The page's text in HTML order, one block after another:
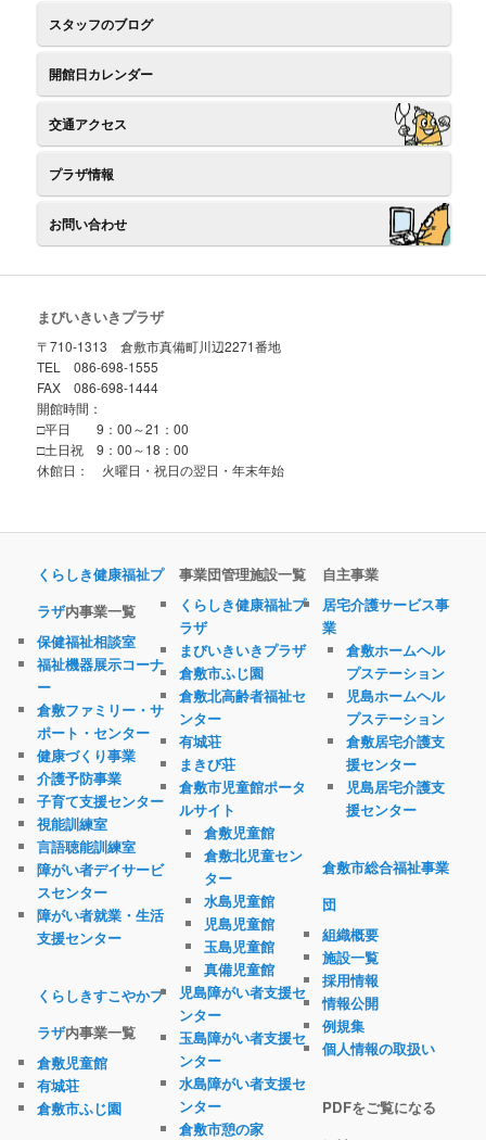
スタッフのブログ
開館日カレンダー
交通アクセス
プラザ情報
お問い合わせ
まびいきいきプラザ
〒710-1313 倉敷市真備町川辺2271番地
TEL 086-698-1555
FAX 086-698-1444
開館時間：
□平日 9：00～21：00
□土日祝 9：00～18：00
休館日： 火曜日・祝日の翌日・年末年始
くらしき健康福祉プ
ラザ内事業一覧
保健福祉相談室
福祉機器展示コーナ
ー
倉敷ファミリー・サ
ポート・センター
健康づくり事業
介護予防事業
子育て支援センター
視能訓練室
言語聴能訓練室
障がい者デイサービ
スセンター
障がい者就業・生活
支援センター
くらしきすこやかプ
ラザ内事業一覧
倉敷児童館
有城荘
倉敷市ふじ園
事業団管理施設一覧
くらしき健康福祉プ
ラザ
まびいきいきプラザ
倉敷市ふじ園
倉敷北高齢者福祉セ
ンター
有城荘
まきび荘
倉敷市児童館ポータ
ルサイト
倉敷児童館
倉敷北児童セン
ター
水島児童館
児島児童館
玉島児童館
真備児童館
児島障がい者支援セ
ンター
玉島障がい者支援セ
ンター
水島障がい者支援セ
ンター
倉敷市憩の家
自主事業
居宅介護サービス事
業
倉敷ホームヘル
プステーション
児島ホームヘル
プステーション
倉敷居宅介護支
援センター
児島居宅介護支
援センター
倉敷市総合福祉事業
団
組織概要
施設一覧
採用情報
情報公開
例規集
個人情報の取扱い
PDFをご覧になる